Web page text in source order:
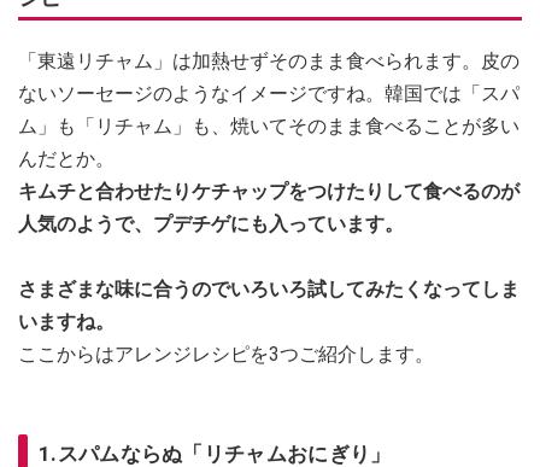
「東遠リチャム」は加熱せずそのまま食べられます。皮の
ないソーセージのようなイメージですね。韓国では「スパ
ム」も「リチャム」も、焼いてそのまま食べることが多い
んだとか。
キムチと合わせたりケチャップをつけたりして食べるのが
人気のようで、プデチゲにも入っています。
さまざまな味に合うのでいろいろ試してみたくなってしま
いますね。
ここからはアレンジレシピを3つご紹介します。
1.スパムならぬ「リチャムおにぎり」